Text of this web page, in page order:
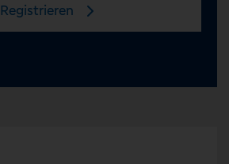
Registrieren